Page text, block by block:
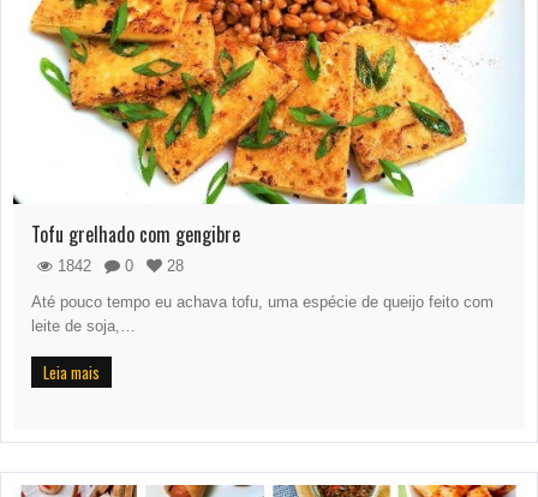
Tofu grelhado com gengibre
1842 0
28
Até pouco tempo eu achava tofu, uma espécie de queijo feito com
leite de soja,…
Leia mais